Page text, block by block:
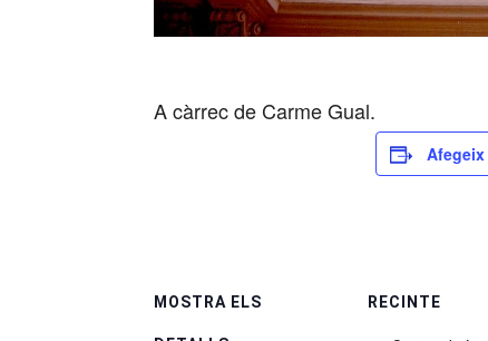
A càrrec de Carme Gual.
MOSTRA ELS RECINTE